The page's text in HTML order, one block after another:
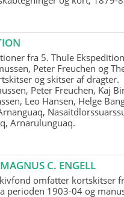
fra 5. Thule
Peter Freuchen og
og skitser af dragter.
Peter Freuchen, Kaj
Leo Hansen, Helge
Arnarulunguaq.
C. ENGELL
omfatter kortskitser
perioden 1903-04 og